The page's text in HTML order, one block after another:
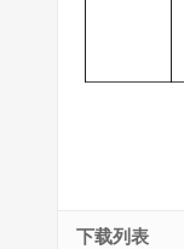
下载列表